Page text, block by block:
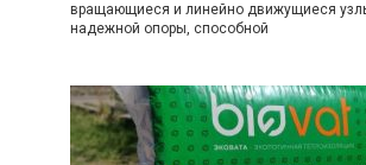
вращающиеся и линейно движущиеся
надежной опоры, способной